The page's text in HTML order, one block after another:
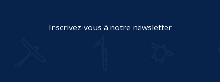
Inscrivez-vous à notre newsletter